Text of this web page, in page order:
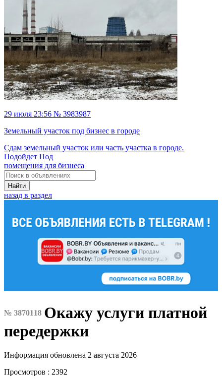
29 июля 23:56 № 3983987
Земельный участок под бизнес в городе
Сдам земельный участок или часть участка в городе.
Подойдет Под
помещения для бизнеса
Найти
назад в раздел
№ 3870118 Окажу услуги платной
передержки
Информация обновлена 2 августа 2026
Просмотров : 2392